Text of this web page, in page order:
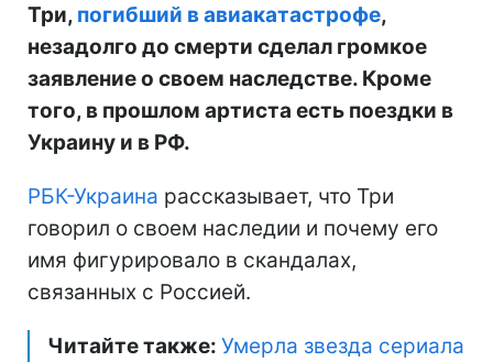
Три, погибший в авиакатастрофе,
незадолго до смерти сделал громкое
заявление о своем наследстве. Кроме
того, в прошлом артиста есть поездки в
Украину и в РФ.
РБК-Украина рассказывает, что Три
говорил о своем наследии и почему его
имя фигурировало в скандалах,
связанных с Россией.
Читайте также: Умерла звезда сериала